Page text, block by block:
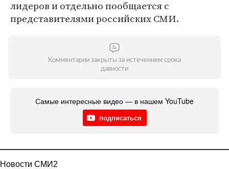
лидеров и отдельно пообщается с
представителями российских СМИ.
Комментарии закрыты за истечением срока
давности
Самые интересные видео — в нашем YouTube
подписаться
Новости СМИ2